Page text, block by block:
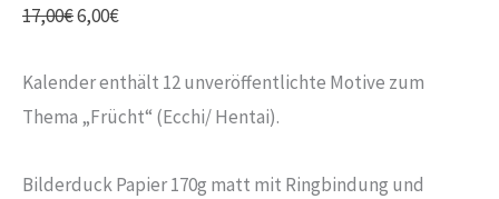
17,00€Ursprünglicher
war:
17,00€
6,00€Aktueller
ist:
6,00€.
Kalender enthält 12 unveröffentlichte Motive zum
Thema „Frücht“ (Ecchi/ Hentai).
Bilderduck Papier 170g matt mit Ringbindung und